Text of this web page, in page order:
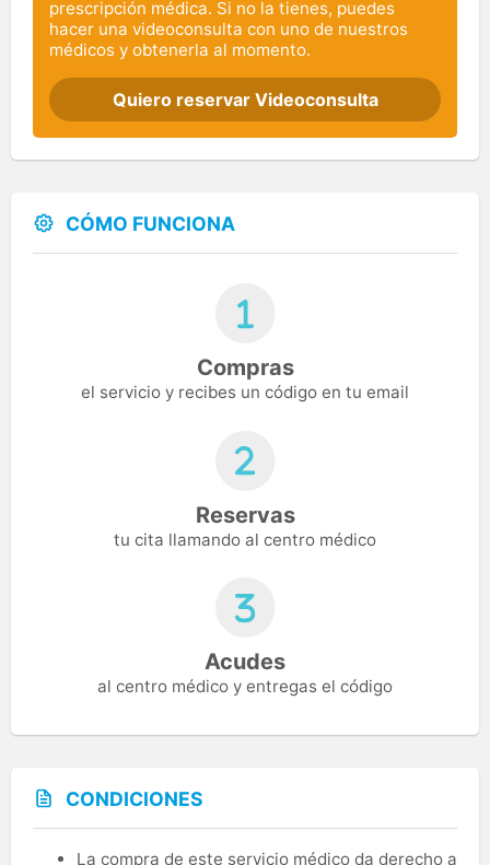
prescripción médica. Si no la tienes, puedes
hacer una videoconsulta con uno de nuestros
médicos y obtenerla al momento.
Quiero reservar Videoconsulta
CÓMO FUNCIONA
Compras
el servicio y recibes un código en tu email
Reservas
tu cita llamando al centro médico
Acudes
al centro médico y entregas el código
CONDICIONES
La compra de este servicio médico da derecho a